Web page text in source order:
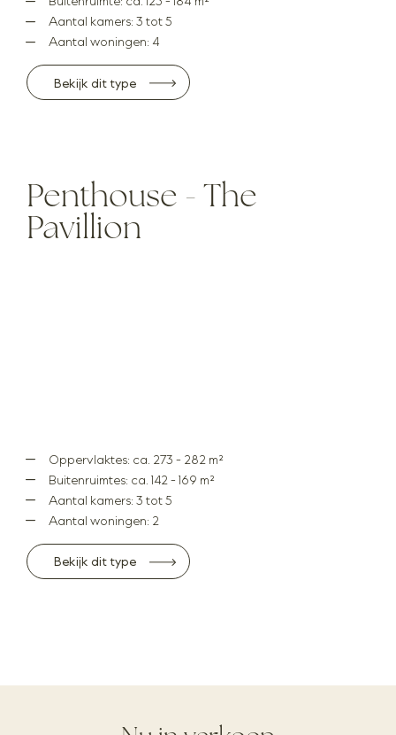
Aantal kamers: 3 tot 5
Aantal woningen: 4
Bekijk dit type
Penthouse - The
Pavillion
Oppervlaktes: ca. 273 - 282 m²
Buitenruimtes: ca. 142 - 169 m²
Aantal kamers: 3 tot 5
Aantal woningen: 2
Bekijk dit type